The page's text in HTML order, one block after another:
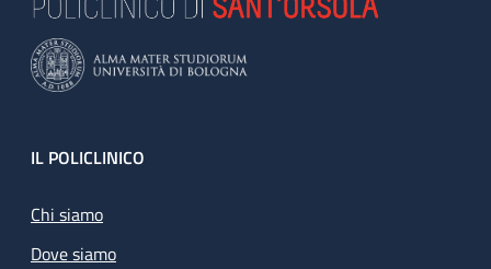
Footer
IL POLICLINICO
Chi siamo
Dove siamo